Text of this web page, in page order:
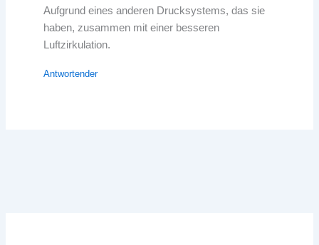
Aufgrund eines anderen Drucksystems, das sie
haben, zusammen mit einer besseren
Luftzirkulation.
Antwortender